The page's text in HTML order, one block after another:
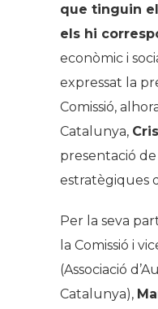
que tinguin
els hi
econòmic i
expressat la
Comissió,
Catalunya,
presentació
estratègiques
Per la seva
la Comissió i
(Associació
Catalunya),